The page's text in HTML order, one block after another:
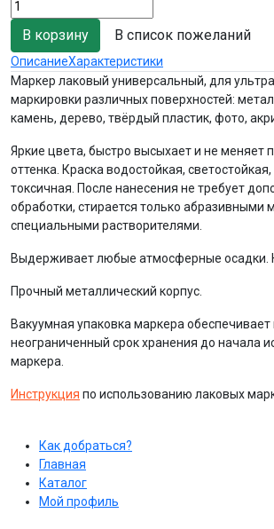
В список пожеланий
ОписаниеХарактеристики
Маркер лаковый универсальный, для
маркировки различных поверхностей:
камень, дерево, твёрдый пластик, фото,
Яркие цвета, быстро высыхает и не меняет
оттенка. Краска водостойкая, светостойкая,
токсичная. После нанесения не требует
обработки, стирается только абразивными
специальными растворителями.
Выдерживает любые атмосферные осадки.
Прочный металлический корпус.
Вакуумная упаковка маркера обеспечивает
неограниченный срок хранения до начала
маркера.
Инструкция по использованию лаковых
Как добраться?
Главная
Каталог
Мой профиль